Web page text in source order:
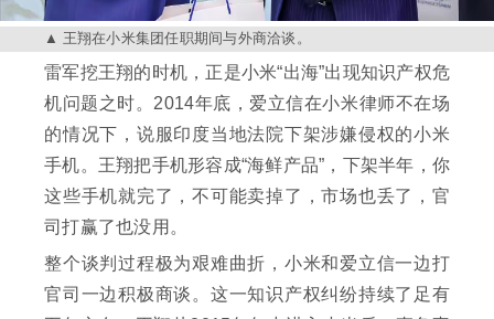
王翔在小米集团任职期间与外商洽谈。
雷军挖王翔的时机，正是小米“出海”出现知识产权危
机问题之时。2014年底，爱立信在小米律师不在场
的情况下，说服印度当地法院下架涉嫌侵权的小米
手机。王翔把手机形容成“海鲜产品”，下架半年，你
这些手机就完了，不可能卖掉了，市场也丢了，官
司打赢了也没用。
整个谈判过程极为艰难曲折，小米和爱立信一边打
官司一边积极商谈。这一知识产权纠纷持续了足有